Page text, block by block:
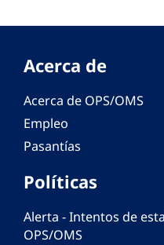
Acerca de
Acerca de OPS/OMS
Empleo
Pasantías
Políticas
Alerta - Intentos de
OPS/OMS